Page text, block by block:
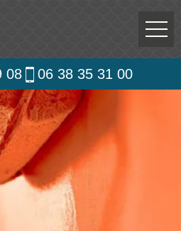
08 06 38 35 31 00